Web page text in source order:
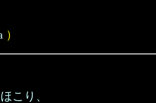
）
こり、